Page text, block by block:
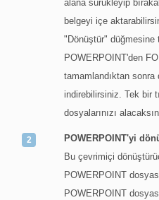
alana sürükleyip
belgeyi içe
"Dönüştür" düğmesine
POWERPOINT'den
tamamlandıktan sonra
indirebilirsiniz. Tek bir
dosyalarınızı
POWERPOINT'yi
Bu çevrimiçi
POWERPOINT
POWERPOINT